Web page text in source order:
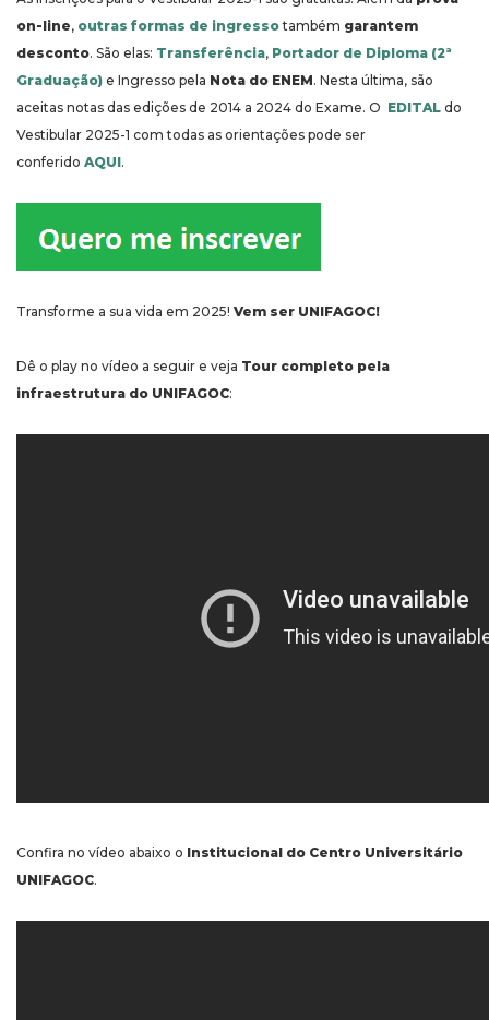
on-line, outras formas de ingressotambém garantem
desconto. São elas: Transferência, Portador de Diploma (2ª
Graduação) e Ingresso pela Nota do ENEM. Nesta última, são
aceitas notas das edições de 2014 a 2024 do Exame. O EDITAL do
Vestibular 2025-1 com todas as orientações pode ser
conferido AQUI.
Transforme a sua vida em 2025! Vem ser UNIFAGOC!
Dê o play no vídeo a seguir e veja Tour completo pela
infraestrutura do UNIFAGOC:
Confira no vídeo abaixo o Institucional do Centro Universitário
UNIFAGOC.